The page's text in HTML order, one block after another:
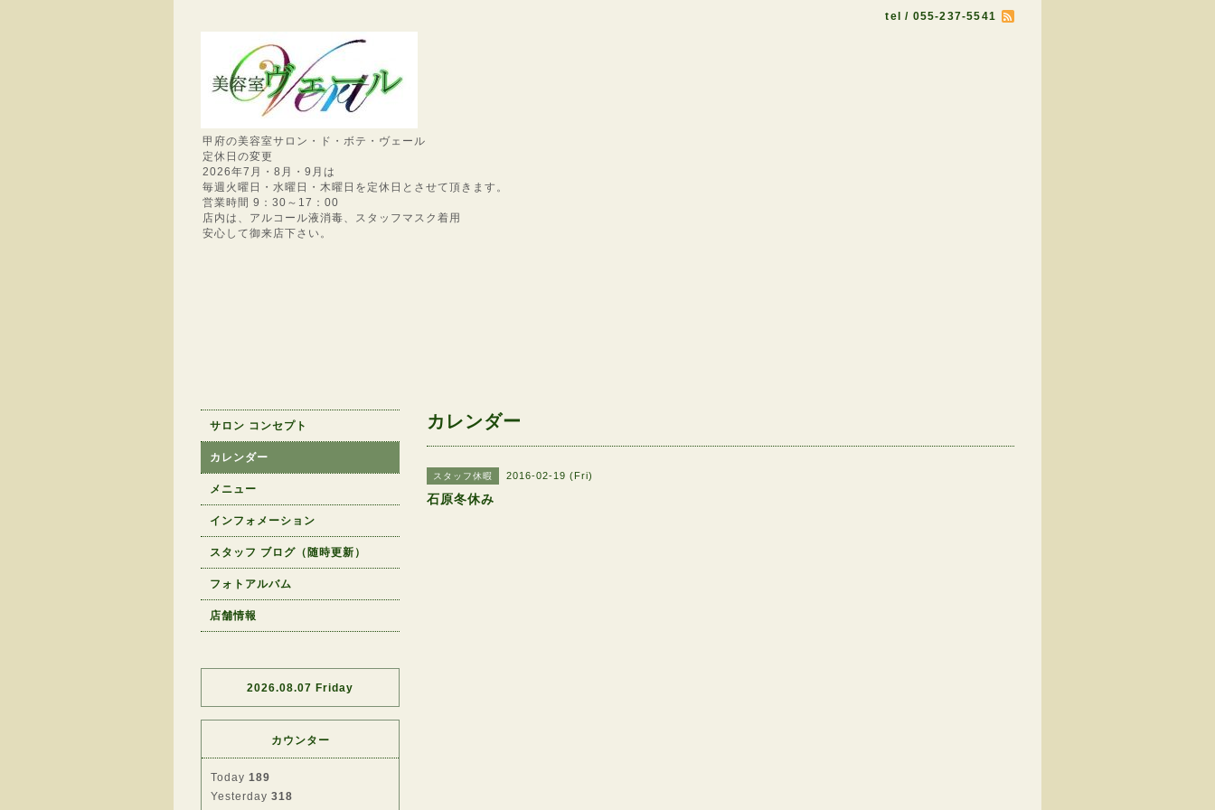
tel / 055-237-5541
甲府の美容室サロン・ド・ボテ・ヴェール
定休日の変更
2026年7月・8月・9月は
毎週火曜日・水曜日・木曜日を定休日とさせて頂きます。
営業時間 9：30～17：00
店内は、アルコール液消毒、スタッフマスク着用
安心して御来店下さい。
カレンダー
スタッフ休暇 2016-02-19 (Fri)
石原冬休み
サロン コンセプト
カレンダー
メニュー
インフォメーション
スタッフ ブログ（随時更新）
フォトアルバム
店舗情報
2026.08.07 Friday
カウンター
Today 189
Yesterday 318